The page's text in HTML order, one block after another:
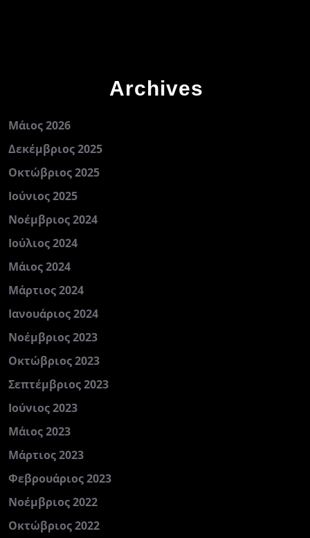
Archives
Μάιος 2026
Δεκέμβριος 2025
Οκτώβριος 2025
Ιούνιος 2025
Νοέμβριος 2024
Ιούλιος 2024
Μάιος 2024
Μάρτιος 2024
Ιανουάριος 2024
Νοέμβριος 2023
Οκτώβριος 2023
Σεπτέμβριος 2023
Ιούνιος 2023
Μάιος 2023
Μάρτιος 2023
Φεβρουάριος 2023
Νοέμβριος 2022
Οκτώβριος 2022